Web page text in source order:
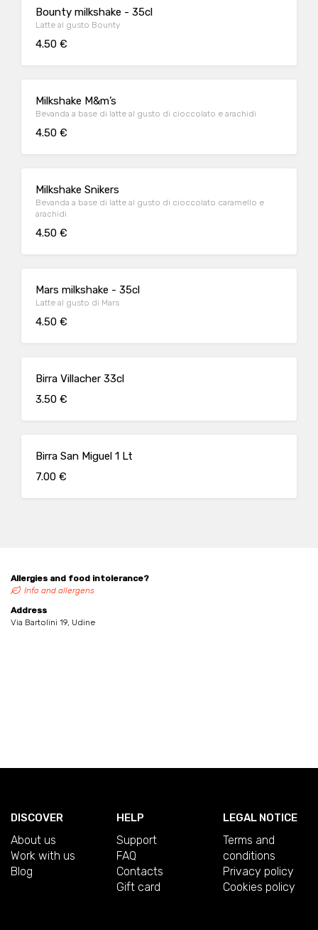
Bounty milkshake - 35cl
Latte al gusto Bounty
4.50 €
Milkshake M&m’s
Bevanda a base di latte al gusto di cioccolato e arachidi
4.50 €
Milkshake Snikers
Bevanda a base di latte al gusto di cioccolato caramello e
arachidi
4.50 €
Mars milkshake - 35cl
Latte al gusto di Mars
4.50 €
Birra Villacher 33cl
3.50 €
Birra San Miguel 1 Lt
7.00 €
Allergies and food intolerance?
Info and allergens
Address
Via Bartolini 19, Udine
DISCOVER
About us
Work with us
Blog
HELP
Support
FAQ
Contacts
Gift card
LEGAL NOTICE
Terms and
conditions
Privacy policy
Cookies policy